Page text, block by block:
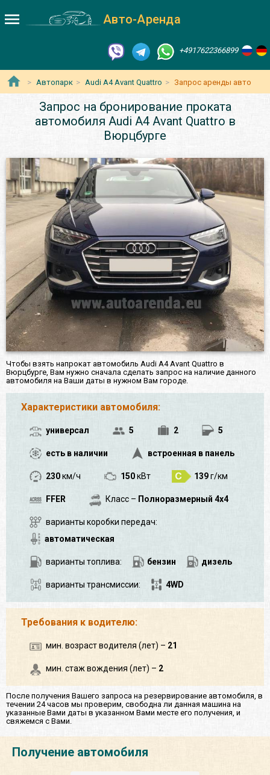
Авто-Аренда
+4917622366899
Автопарк Audi A4 Avant Quattro Запрос аренды авто
Запрос на бронирование проката
автомобиля Audi A4 Avant Quattro в
Вюрцбурге
Чтобы взять напрокат автомобиль Audi A4 Avant Quattro в
Вюрцбурге, Вам нужно сначала сделать запрос на наличие данного
автомобиля на Ваши даты в нужном Вам городе.
Характеристики автомобиля:
универсал 5 2 5
есть в наличии встроенная в панель
230км/ч 150кВт 139г/км
FFER Класс – Полноразмерный 4x4
варианты коробки передач:
автоматическая
варианты топлива: бензин дизель
варианты трансмиссии: 4WD
Требования к водителю:
мин. возраст водителя (лет) – 21
мин. стаж вождения (лет) – 2
После получения Вашего запроса на резервирование автомобиля, в
течении 24 часов мы проверим, свободна ли данная машина на
указанные Вами даты в указанном Вами месте его получения, и
свяжемся с Вами.
Получение автомобиля